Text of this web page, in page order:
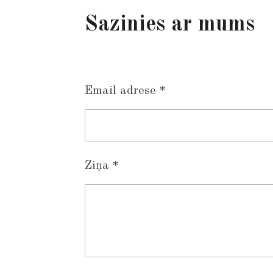
Sazinies ar mums
Email adrese *
Ziņa *